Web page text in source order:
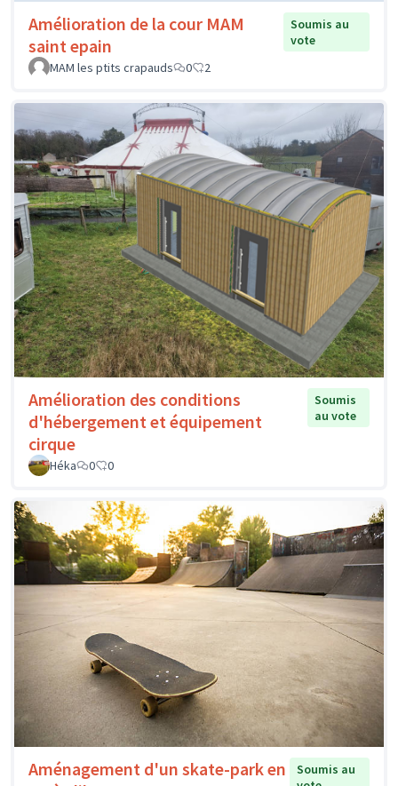
Amélioration de la cour MAM
saint epain
Soumis au
vote
MAM les ptits crapauds
0 2
Amélioration des conditions
d'hébergement et équipement
cirque
Soumis
au vote
Héka 0 0
Aménagement d'un skate-park en
Soumis au